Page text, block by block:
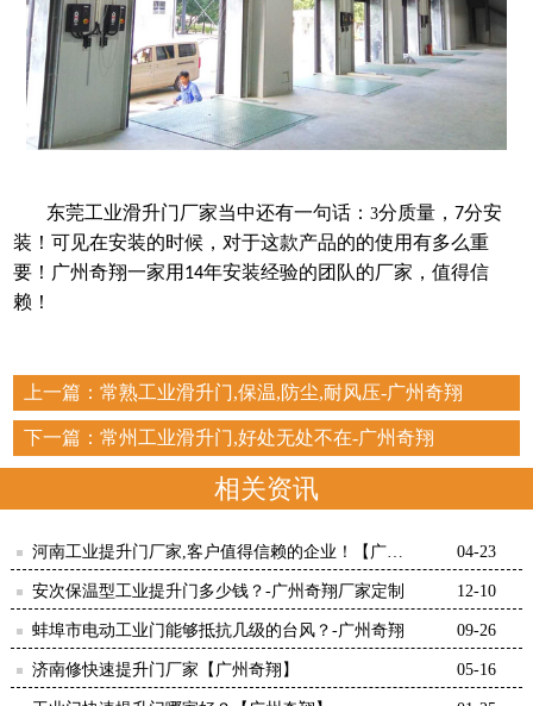
东莞工业滑升门厂家当中还有一句话：3分质量，7分安
装！可见在安装的时候，对于这款产品的的使用有多么重
要！广州奇翔一家用 14年安装经验的团队的厂家，值得信
赖！
上一篇： 常熟工业滑升门,保温,防尘,耐风压-广州奇翔
下一篇： 常州工业滑升门,好处无处不在-广州奇翔
相关资讯
河南工业提升门厂家,客户值得信赖的企业！【广州
奇翔】
04-23
安次保温型工业提升门多少钱？-广州奇翔厂家定制 12-10
蚌埠市电动工业门能够抵抗几级的台风？-广州奇翔 09-26
济南修快速提升门厂家【广州奇翔】 05-16